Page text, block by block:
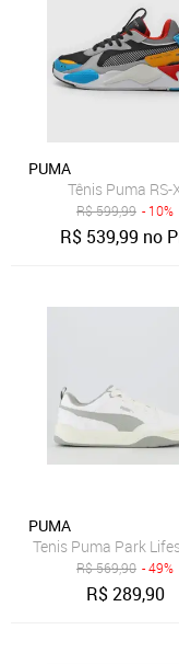
PUMA
Tênis Puma RS-
R$599,99 - 10%
R$ 539,99 no
PUMA
Tenis Puma Park
R$569,90 - 49%
R$289,90